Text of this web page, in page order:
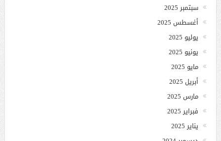
سبتمبر 2025
أغسطس 2025
يوليو 2025
يونيو 2025
مايو 2025
أبريل 2025
مارس 2025
فبراير 2025
يناير 2025